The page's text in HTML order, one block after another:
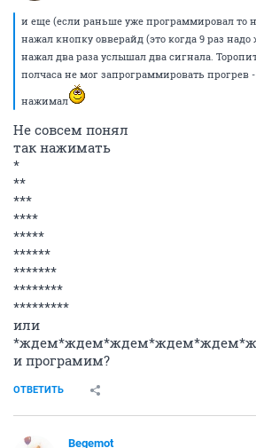
и еще (если раньше уже программировал то
нажал кнопку овверайд (это когда 9 раз
нажал два раза услышал два сигнала.
полчаса не мог запрограммировать прогрев
нажимал
Не совсем понял
так нажимать
*
**
***
****
*****
******
*******
********
*********
или
и програмим?
ОТВЕТИТЬ
Begemot